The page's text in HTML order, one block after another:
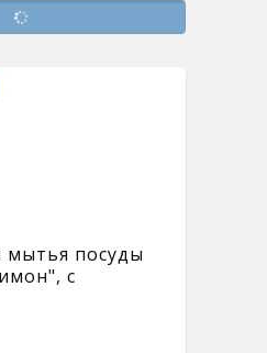
мытья посуды
с